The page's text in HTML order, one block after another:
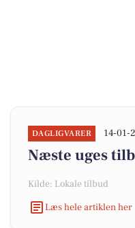
DAGLIGVARER 14-01-
Næste uges
Kilde: Lokale tilbud
Læs hele artiklen her